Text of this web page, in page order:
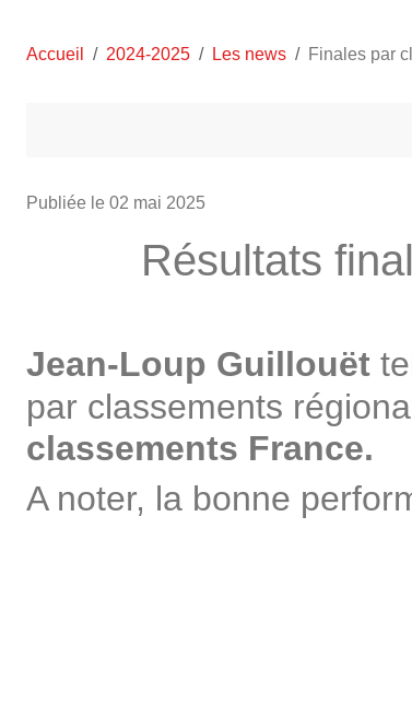
Accueil 2024-2025 Les news Finales par
Publiée le 02 mai 2025
Résultats
Jean-Loup Guillouët
par classements
classements France.
A noter, la bonne